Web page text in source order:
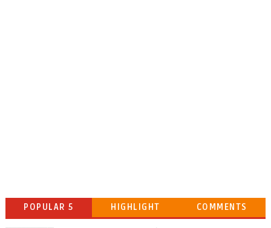
POPULAR 5 HIGHLIGHT COMMENTS